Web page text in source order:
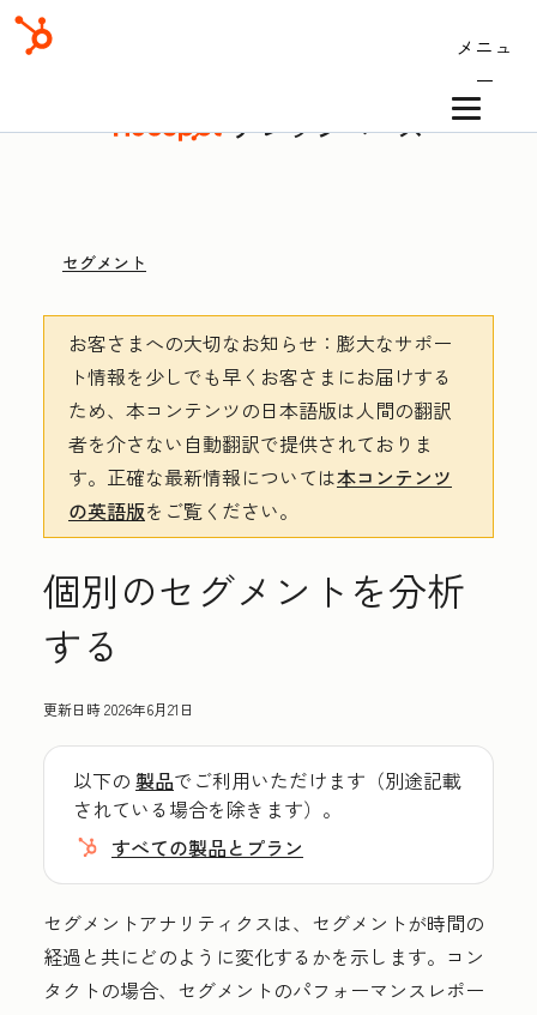
メニュ
ー
ナレッジベース
セグメント
お客さまへの大切なお知らせ ：膨大なサポー
ト情報を少しでも早くお客さまにお届けする
ため、本コンテンツの日本語版は人間の翻訳
者を介さない自動翻訳で提供されておりま
す。 正確な最新情報については本コンテンツ
の英語版をご覧ください。
個別のセグメントを分析
する
更新日時2026年6月21日
以下の 製品でご利用いただけます（別途記載
されている場合を除きます）。
すべての製品とプラン
セグメントアナリティクスは、セグメントが時間の
経過と共にどのように変化するかを示します。コン
タクトの場合、セグメントのパフォーマンスレポー